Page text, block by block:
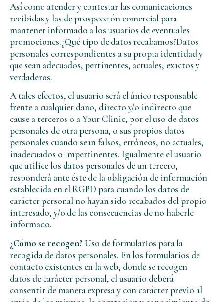
Así como atender y contestar las comunicaciones
recibidas y las de prospección comercial para
mantener informado a los usuarios de eventuales
promociones.¿Qué tipo de datos recabamos?Datos
personales correspondientes a su propia identidad y
que sean adecuados, pertinentes, actuales, exactos y
verdaderos.
A tales efectos, el usuario será el único responsable
frente a cualquier daño, directo y/o indirecto que
cause a terceros o a Your Clinic, por el uso de datos
personales de otra persona, o sus propios datos
personales cuando sean falsos, erróneos, no actuales,
inadecuados o impertinentes. Igualmente el usuario
que utilice los datos personales de un tercero,
responderá ante éste de la obligación de información
establecida en el RGPD para cuando los datos de
carácter personal no hayan sido recabados del propio
interesado, y/o de las consecuencias de no haberle
informado.
¿Cómo se recogen? Uso de formularios para la
recogida de datos personales. En los formularios de
contacto existentes en la web, donde se recogen
datos de carácter personal, el usuario deberá
consentir de manera expresa y con carácter previo al